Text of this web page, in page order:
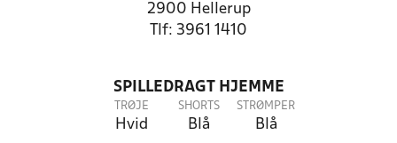
2900 Hellerup
Tlf: 3961 1410
SPILLEDRAGT HJEMME
TRØJE
Hvid
SHORTS
Blå
STRØMPER
Blå